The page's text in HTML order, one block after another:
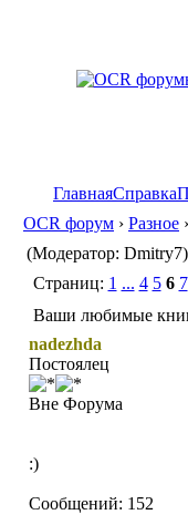
ГлавнаяСправка
OCR форум › Разное ›
(Модератор: Dmitry7)
Страниц: 1 ... 4 5 6 7
Ваши любимые
nadezhda
Постоялец
Вне Форума
:)
Сообщений: 152